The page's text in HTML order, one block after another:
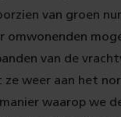
van groen
omwonenden
van de
ze weer aan het
waarop we